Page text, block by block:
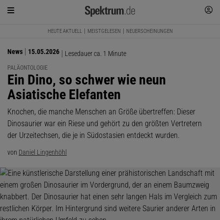
HEUTE AKTUELL MEISTGELESEN NEUERSCHEINUNGEN
News 15.05.2026 Lesedauer ca. 1 Minute
PALÄONTOLOGIE
:
Ein Dino, so schwer wie neun
Asiatische Elefanten
Knochen, die manche Menschen an Größe übertreffen: Dieser
Dinosaurier war ein Riese und gehört zu den größten Vertretern
der Urzeitechsen, die je in Südostasien entdeckt wurden.
von Daniel Lingenhöhl